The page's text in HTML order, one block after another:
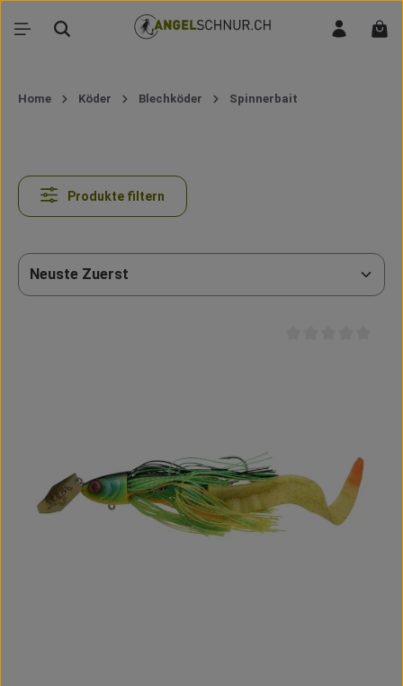
Zum Hauptinhalt springen
Home Köder Blechköder Spinnerbait
Produkte filtern